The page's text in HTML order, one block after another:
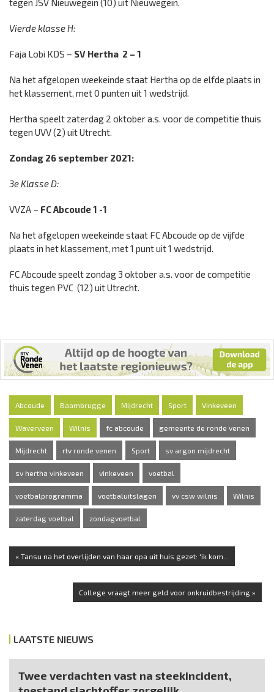
tegen JSV Nieuwegein (10) uit Nieuwegein.
Vierde klasse H:
Faja Lobi KDS – SV Hertha 2 – 1
Na het afgelopen weekeinde staat Hertha op de elfde plaats in
het klassement, met 0 punten uit 1 wedstrijd.
Hertha speelt zaterdag 2 oktober a.s. voor de competitie thuis
tegen UVV (2) uit Utrecht.
Zondag 26 september 2021:
3e Klasse D:
VVZA – FC Abcoude 1 -1
Na het afgelopen weekeinde staat FC Abcoude op de vijfde
plaats in het klassement, met 1 punt uit 1 wedstrijd.
FC Abcoude speelt zondag 3 oktober a.s. voor de competitie
thuis tegen PVC (12) uit Utrecht.
Abcoude Baambrugge Mijdrecht Sport Vinkeveen
Waverveen Wilnis fc abcoude gemeente de ronde venen
Mijdrecht rtv ronde venen Sport sv argon mijdrecht
sv hertha vinkeveen vinkeveen voetbal
voetbalprogramma voetbaluitslagen vv csw wilnis Wilnis
zaterdag voetbal zondagvoetbal
« Tansu na het overlijden van haar opa uit huis gezet: 'ik kom...
College vraagt meer geld voor onkruidbestrijding »
LAATSTE NIEUWS
Twee verdachten vast na steekincident,